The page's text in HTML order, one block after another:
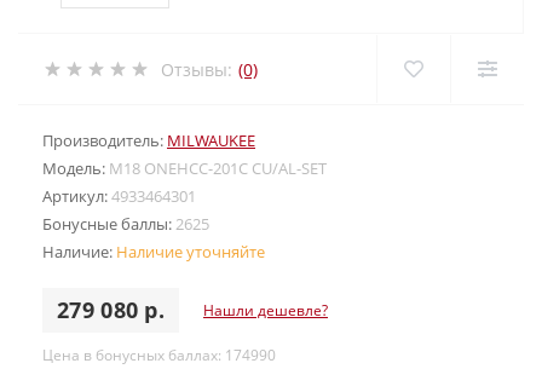
Отзывы: (0)
Производитель: MILWAUKEE
Модель: M18 ONEHCC-201C CU/AL-SET
Артикул:4933464301
Бонусные баллы:2625
Наличие: Наличие уточняйте
279 080 р. Нашли дешевле?
Цена в бонусных баллах: 174990